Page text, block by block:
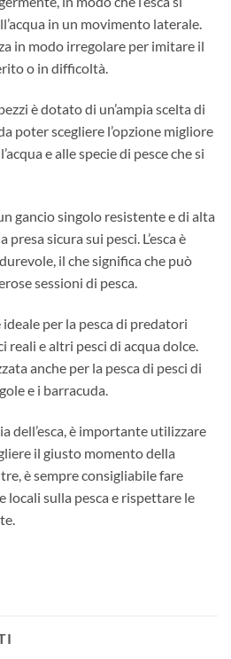
in un movimento laterale.
in modo irregolare per imitare il
o in difficoltà.
è dotato di un’ampia scelta di
poter scegliere l’opzione migliore
e alle specie di pesce che si
gancio singolo resistente e di alta
sicura sui pesci. L’esca è
il che significa che può
sessioni di pesca.
ideale per la pesca di predatori
reali e altri pesci di acqua dolce.
anche per la pesca di pesci di
e i barracuda.
dell’esca, è importante utilizzare
il giusto momento della
è sempre consigliabile fare
sulla pesca e rispettare le